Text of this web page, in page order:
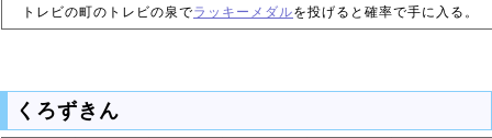
トレビの町のトレビの泉でラッキーメダルを投げると確率で手に入る。
くろずきん